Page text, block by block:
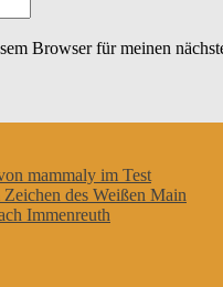
Browser für meinen
mammaly im Test
des Weißen Main
Immenreuth